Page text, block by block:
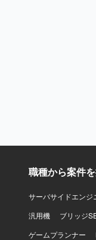
職種から案件
サーバサイドエンジ
汎用機
ブリッジ
ゲームプランナー